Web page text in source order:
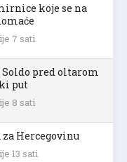
koje se na
7 sati
Soldo pred oltarom
put
8 sati
Hercegovinu
13 sati